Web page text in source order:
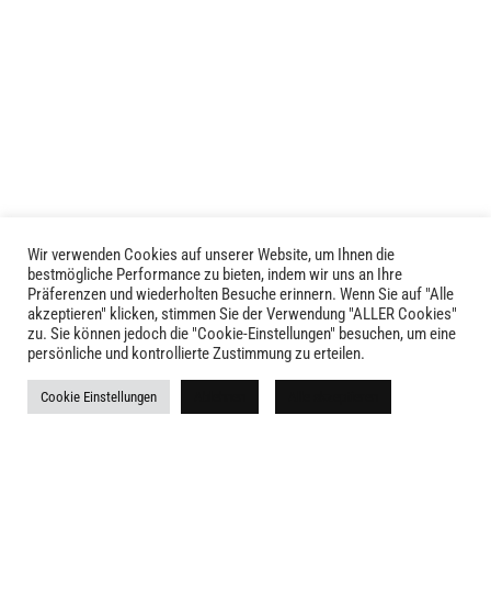
LIVID © 2024
Kontakt
Versandkosten
Wir verwenden Cookies auf unserer Website, um Ihnen die
bestmögliche Performance zu bieten, indem wir uns an Ihre
Präferenzen und wiederholten Besuche erinnern. Wenn Sie auf "Alle
akzeptieren" klicken, stimmen Sie der Verwendung "ALLER Cookies"
zu. Sie können jedoch die "Cookie-Einstellungen" besuchen, um eine
persönliche und kontrollierte Zustimmung zu erteilen.
Cookie Einstellungen